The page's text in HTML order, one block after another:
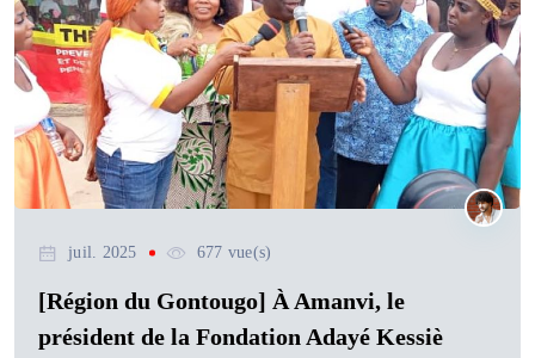
juil. 2025 677 vue(s)
[Région du Gontougo] À Amanvi, le
président de la Fondation Adayé Kessiè